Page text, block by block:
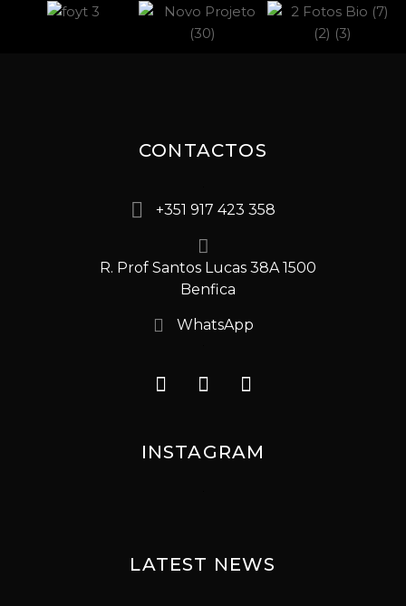
CONTACTOS
+351 917 423 358
R. Prof Santos Lucas 38A 1500
Benfica
WhatsApp
INSTAGRAM
LATEST NEWS